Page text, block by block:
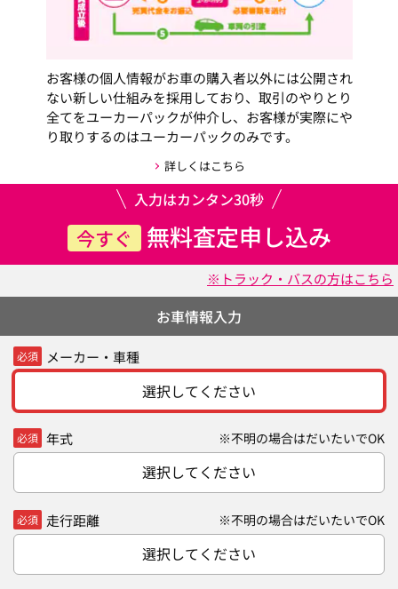
お客様の個人情報がお車の購入者以外には公開され
ない新しい仕組みを採用しており、取引のやりとり
全てをユーカーパックが仲介し、お客様が実際にや
り取りするのはユーカーパックのみです。
詳しくはこちら
入力はカンタン30秒
今すぐ 無料査定申し込み
※トラック・バスの方はこちら
お車情報入力
必須 メーカー・車種
選択してください
必須 年式 ※不明の場合はだいたいでOK
選択してください
必須 走行距離 ※不明の場合はだいたいでOK
選択してください